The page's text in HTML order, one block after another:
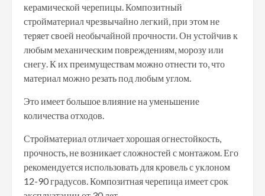
керамической черепицы. Композитный
стройматериал чрезвычайно легкий, при этом не
теряет своей необычайной прочности. Он устойчив к
любым механическим повреждениям, морозу или
снегу. К их преимуществам можно отнести то, что
материал можно резать под любым углом.
Это имеет большое влияние на уменьшение
количества отходов.
Стройматериал отличает хорошая огнестойкость,
прочность, не возникает сложностей с монтажом. Его
рекомендуется использовать для кровель с уклоном
12-90 градусов. Композитная черепица имеет срок